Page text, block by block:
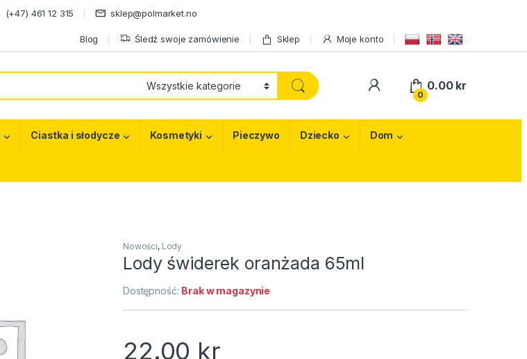
(+47) 461 12 315 sklep@polmarket.no
Blog Śledź swoje zamówienie Sklep Moje konto
My Account
0
0.00 kr
Ciastka i słodycze Kosmetyki Pieczywo Dziecko Dom
Nowości, Lody
Lody świderek oranżada 65ml
Dostępność: Brak w magazynie
22.00 kr